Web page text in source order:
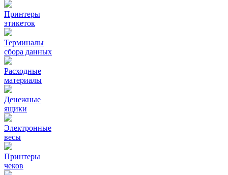
Принтеры
этикеток
Терминалы
сбора данных
Расходные
материалы
Денежные
ящики
Электронные
весы
Принтеры
чеков